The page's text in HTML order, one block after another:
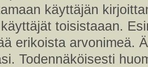
käyttäjän
toisistaaan.
erikoista arvonimeä.
Todennäköisesti